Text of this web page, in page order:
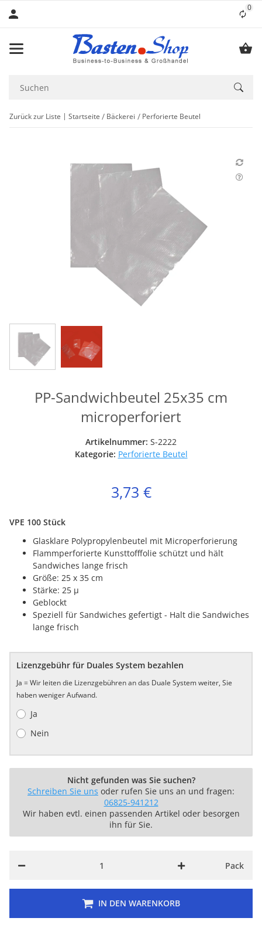
0
Zurück zur Liste Startseite Bäckerei Perforierte Beutel
PP-Sandwichbeutel 25x35 cm
microperforiert
Artikelnummer: S-2222
Kategorie: Perforierte Beutel
3,73 €
VPE 100 Stück
Glasklare Polypropylenbeutel mit Microperforierung
Flammperforierte Kunsttofffolie schützt und hält
Sandwiches lange frisch
Größe: 25 x 35 cm
Stärke: 25 µ
Geblockt
Speziell für Sandwiches gefertigt - Halt die Sandwiches
lange frisch
Lizenzgebühr für Duales System bezahlen
Ja = Wir leiten die Lizenzgebühren an das Duale System weiter, Sie
haben weniger Aufwand.
Ja
Nein
Nicht gefunden was Sie suchen?
Schreiben Sie uns oder rufen Sie uns an und fragen:
06825-941212
Wir haben evtl. einen passenden Artikel oder besorgen
ihn für Sie.
Pack
IN DEN WARENKORB